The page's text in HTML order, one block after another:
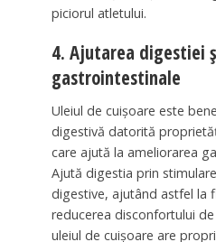
piciorul atletului.
4. Ajutarea digestiei
gastrointestinale
Uleiul de cuișoare este
digestivă datorită
care ajută la ameliorarea
Ajută digestia prin
digestive, ajutând astfel la
reducerea disconfortului
uleiul de cuișoare are